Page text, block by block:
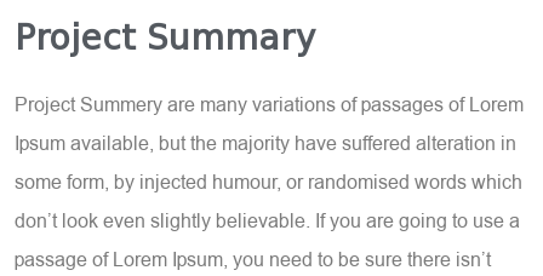
Project Summary
Project Summery are many variations of passages of Lorem
Ipsum available, but the majority have suffered alteration in
some form, by injected humour, or randomised words which
don’t look even slightly believable. If you are going to use a
passage of Lorem Ipsum, you need to be sure there isn’t